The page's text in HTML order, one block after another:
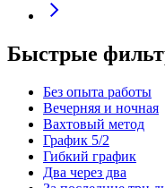
Быстрые
Без опыта работы
Вечерняя и ночная
Вахтовый метод
График 5/2
Гибкий график
Два через два